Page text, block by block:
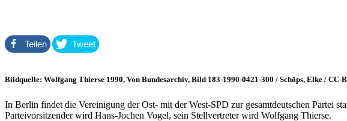
Teilen Tweet
Bildquelle: Wolfgang Thierse 1990, Von Bundesarchiv, Bild 183-1990-0421-300 / Schöps, Elke /
In Berlin findet die Vereinigung der Ost- mit der West-SPD zur gesamtdeutschen Partei
Parteivorsitzender wird Hans-Jochen Vogel, sein Stellvertreter wird Wolfgang Thierse.